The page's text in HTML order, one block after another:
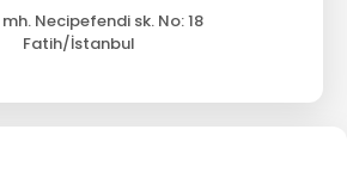
Necipefendi sk. No: 18
Fatih/İstanbul